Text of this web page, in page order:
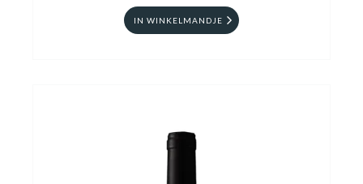
IN WINKELMANDJE